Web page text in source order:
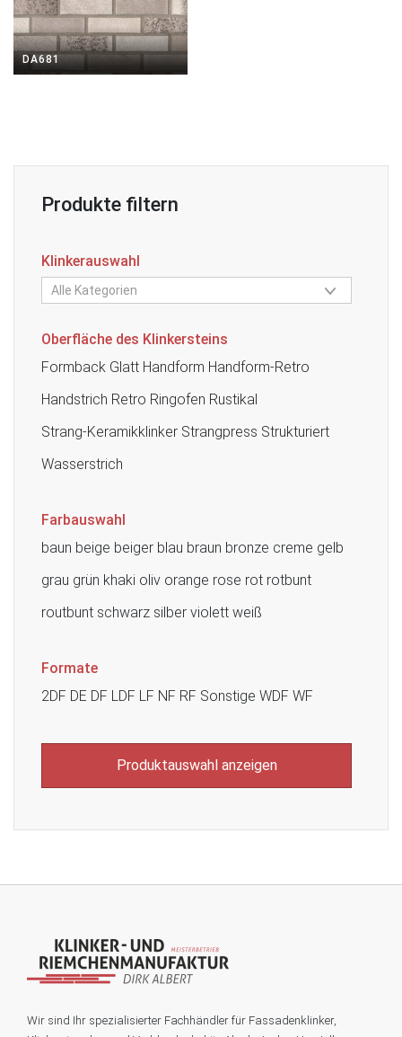
Produkte filtern
Klinkerauswahl
Oberfläche des Klinkersteins
Formback Glatt Handform Handform-Retro
Handstrich Retro Ringofen Rustikal
Strang-Keramikklinker Strangpress Strukturiert
Wasserstrich
Farbauswahl
baun beige beiger blau braun bronze creme gelb
grau grün khaki oliv orange rose rot rotbunt
routbunt schwarz silber violett weiß
Formate
2DF DE DF LDF LF NF RF Sonstige WDF WF
DA681
Wir sind Ihr spezialisierter Fachhändler für Fassadenklinker,